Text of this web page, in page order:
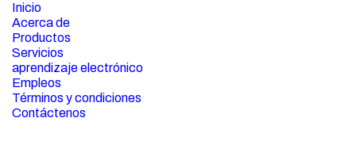
Inicio
Acerca de
Productos
Servicios
aprendizaje electrónico
Empleos
Términos y condiciones
Contáctenos